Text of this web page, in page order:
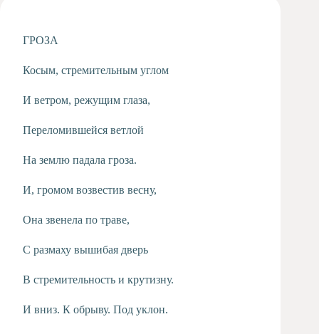
служба
ГРОЗА
Косым, стремительным углом
И ветром, режущим глаза,
Переломившейся ветлой
На землю падала гроза.
И, громом возвестив весну,
Она звенела по траве,
С размаху вышибая дверь
В стремительность и крутизну.
И вниз. К обрыву. Под уклон.